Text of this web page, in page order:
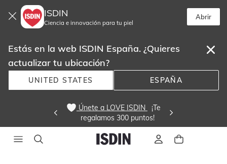
ISDIN
Ciencia e innovación para tu piel
Abrir
Estás en la web ISDIN España. ¿Quieres
actualizar tu ubicación?
UNITED STATES ESPAÑA
Únete a LOVE ISDIN
¡Te
regalamos 300 puntos!